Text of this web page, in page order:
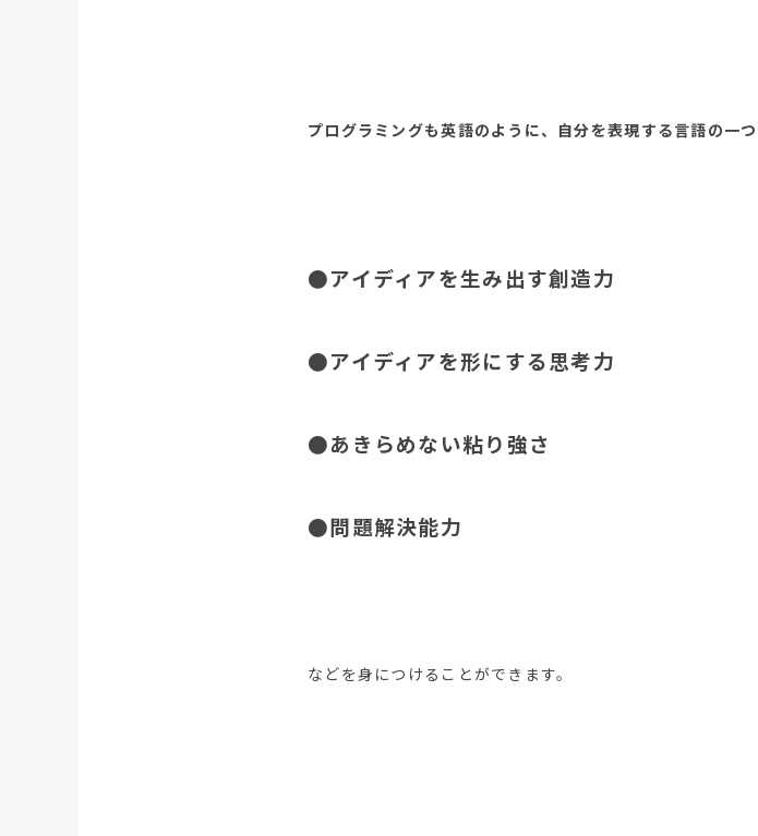
プログラミングも英語のように、自分を表現する言語の一つ
●アイディアを生み出す創造力
●アイディアを形にする思考力
●あきらめない粘り強さ
●問題解決能力
などを身につけることができます。